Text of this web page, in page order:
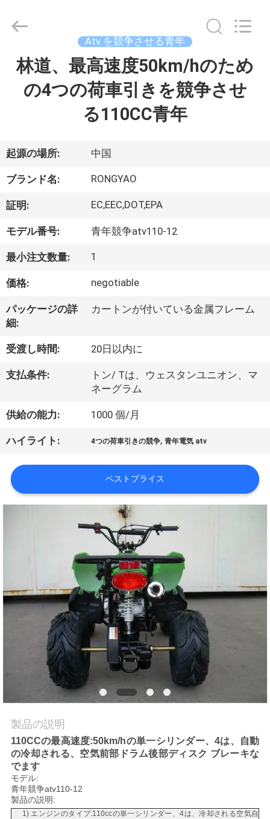
家
ダ
ク
ト
私
に
つ
い
て
工
場
行
理
絡
し
な
さ
Shanghai
Rongyao
Rights
Reserved.
Atv を競争させる青年
林道、最高速度50km/hのため
の4つの荷車引きを競争させ
る110CC青年
起源の場所: 中国
ブランド名: RONGYAO
証明: EC,EEC,DOT,EPA
モデル番号: 青年競争atv110-12
最小注文数量: 1
価格: negotiable
パッケージの詳
細:
カートンが付いている金属フレーム
受渡し時間: 20日以内に
支払条件:
トン/ Tは、ウェスタンユニオン、マ
ネーグラム
供給の能力: 1000 個/月
ハイライト: 4つの荷車引きの競争,青年電気 atv
ベストプライス
製品の説明
110CCの最高速度:50km/hの単一シリンダー、4は、自動
の冷却される、空気前部ドラム後部ディスク ブレーキな
でます
モデル:
青年競争atv110-12
製品の説明:
1) エンジンのタイプ:110ccの単一シリンダー、4は、冷却される空気自